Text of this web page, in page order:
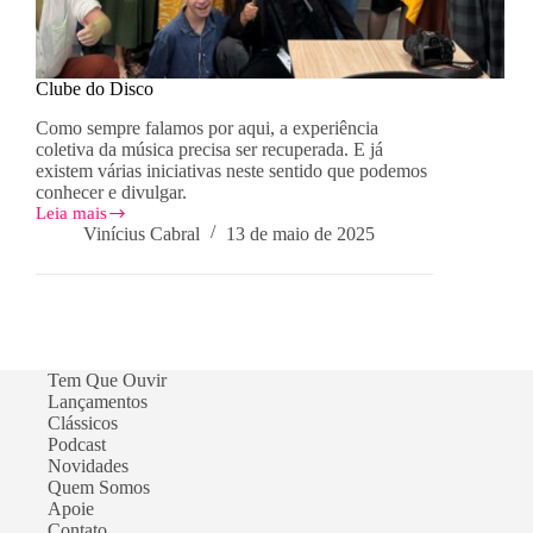
Clube do Disco
Como sempre falamos por aqui, a experiência
coletiva da música precisa ser recuperada. E já
existem várias iniciativas neste sentido que podemos
conhecer e divulgar.
Leia mais
Clube
Vinícius Cabral 13 de maio de 2025
Tem Que Ouvir
Lançamentos
Clássicos
Podcast
Novidades
Quem Somos
Apoie